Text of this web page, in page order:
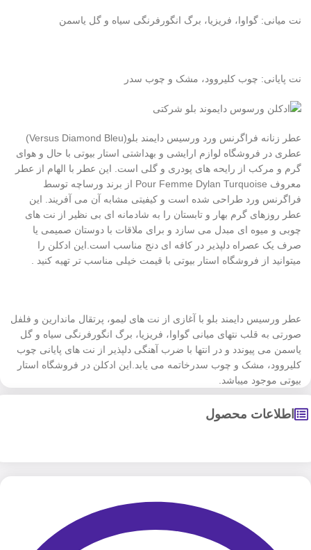
نت میانی: گواوا، فریزیا، برگ انگورفرنگی سیاه و گل یاسمن
نت پایانی: چوب کلیروود، مشک و چوب سدر
عطر زنانه فراگرنس ورد ورسیس دایمند بلو(Versus Diamond Bleu)
عطری در فروشگاه لوازم ارایشی و بهداشتی استار بیوتی با حال و هوای
گرم و مرکب از رایحه های پودری و گلی است. این عطر با الهام از عطر
معروف Pour Femme Dylan Turquoise از برند ورساچه توسط
فراگرنس ورد طراحی شده است و کیفیتی مشابه آن می آفریند. این
عطر روزهای گرم بهار و تابستان را به شادمانه ای بی نظیر از نت های
چوبی و میوه ای مبدل می سازد و برای ملاقات با دوستان صمیمی یا
صرف یک عصراه دلپذیر در کافه ای دنج مناسب است.این ادکلن را
میتوانید از فروشگاه استار بیوتی با قیمت خیلی مناسب تر تهیه کنید .
عطر ورسیس دایمند بلو با آغازی از نت های لیمو، پرتقال ماندارین و فلفل
صورتی به قلب نتهای میانی گواوا، فریزیا، برگ انگورفرنگی سیاه و گل
یاسمن می پیوندد و در انتها با ضرب آهنگی دلپذیر از نت های پایانی چوب
کلیروود، مشک و چوب سدرخاتمه می یابد.این ادکلن در فروشگاه استار
بیوتی موجود میباشد.
اطلاعات محصول